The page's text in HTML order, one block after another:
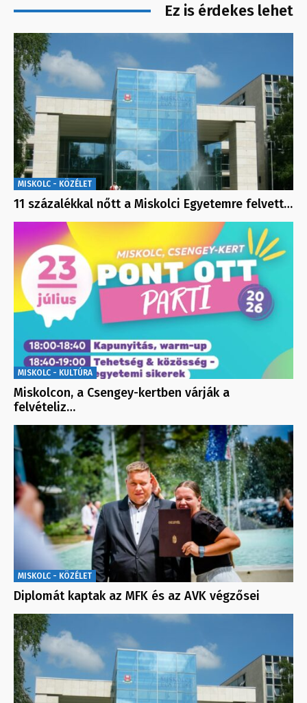
Ez is érdekes lehet
MISKOLC - KÖZÉLET
11 százalékkal nőtt a Miskolci Egyetemre felvett…
MISKOLC - KULTÚRA
Miskolcon, a Csengey-kertben várják a
felvételiz…
MISKOLC - KÖZÉLET
Diplomát kaptak az MFK és az AVK végzősei